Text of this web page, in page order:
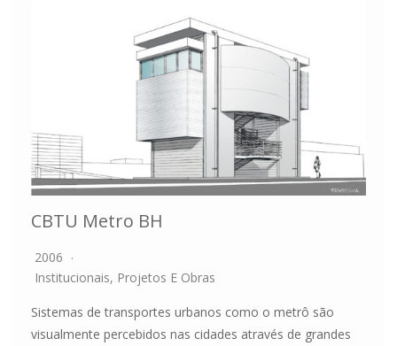
CBTU Metro BH
2006
Institucionais, Projetos E Obras
Sistemas de transportes urbanos como o metrô são
visualmente percebidos nas cidades através de grandes